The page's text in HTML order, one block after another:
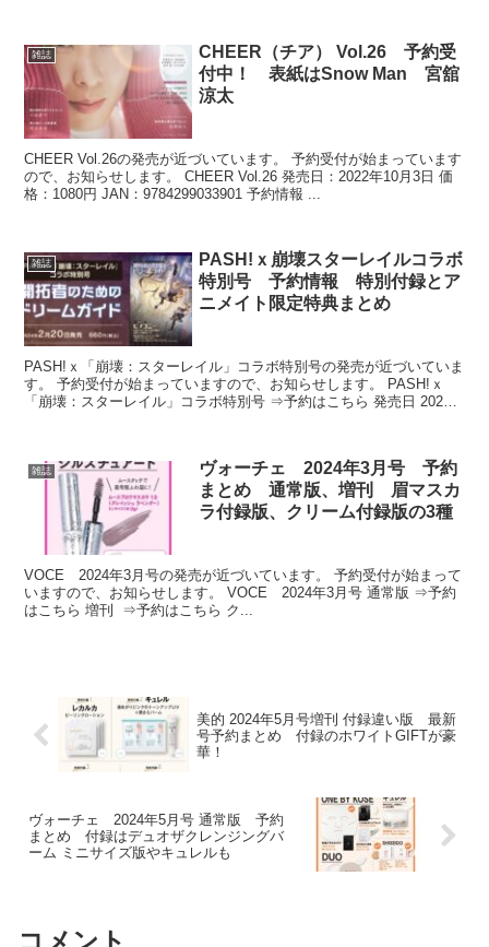
雑誌
CHEER（チア） Vol.26 予約受
付中！ 表紙はSnow Man 宮舘
涼太
CHEER Vol.26の発売が近づいています。 予約受付が始まっています
ので、お知らせします。 CHEER Vol.26 発売日：2022年10月3日 価
格：1080円 JAN：9784299033901 予約情報 ...
雑誌
PASH!ｘ崩壊スターレイルコラボ
特別号 予約情報 特別付録とア
ニメイト限定特典まとめ
PASH!ｘ「崩壊：スターレイル」コラボ特別号の発売が近づいていま
す。 予約受付が始まっていますので、お知らせします。 PASH!ｘ
「崩壊：スターレイル」コラボ特別号 ⇒予約はこちら 発売日 2024
雑誌
ヴォーチェ 2024年3月号 予約
まとめ 通常版、増刊 眉マスカ
ラ付録版、クリーム付録版の3種
VOCE 2024年3月号の発売が近づいています。 予約受付が始まって
いますので、お知らせします。 VOCE 2024年3月号 通常版 ⇒予約
はこちら 増刊 ⇒予約はこちら ク...
美的 2024年5月号増刊 付録違い版 最新
号予約まとめ 付録のホワイトGIFTが豪
華！
ヴォーチェ 2024年5月号 通常版 予約
まとめ 付録はデュオザクレンジングバ
ーム ミニサイズ版やキュレルも
コメント